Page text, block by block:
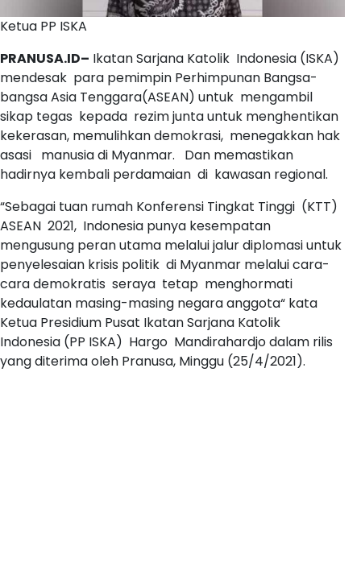
Ketua PP ISKA
PRANUSA.ID– Ikatan Sarjana Katolik Indonesia (ISKA)
mendesak para pemimpin Perhimpunan Bangsa-
bangsa Asia Tenggara(ASEAN) untuk mengambil
sikap tegas kepada rezim junta untuk menghentikan
kekerasan, memulihkan demokrasi, menegakkan hak
asasi manusia di Myanmar. Dan memastikan
hadirnya kembali perdamaian di kawasan regional.
“Sebagai tuan rumah Konferensi Tingkat Tinggi (KTT)
ASEAN 2021, Indonesia punya kesempatan
mengusung peran utama melalui jalur diplomasi untuk
penyelesaian krisis politik di Myanmar melalui cara-
cara demokratis seraya tetap menghormati
kedaulatan masing-masing negara anggota“ kata
Ketua Presidium Pusat Ikatan Sarjana Katolik
Indonesia (PP ISKA) Hargo Mandirahardjo dalam rilis
yang diterima oleh Pranusa, Minggu (25/4/2021).